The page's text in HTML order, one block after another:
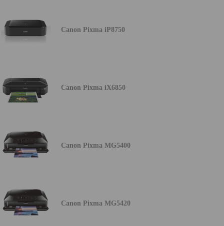
Canon Pixma iP8750
Canon Pixma iX6850
Canon Pixma MG5400
Canon Pixma MG5420